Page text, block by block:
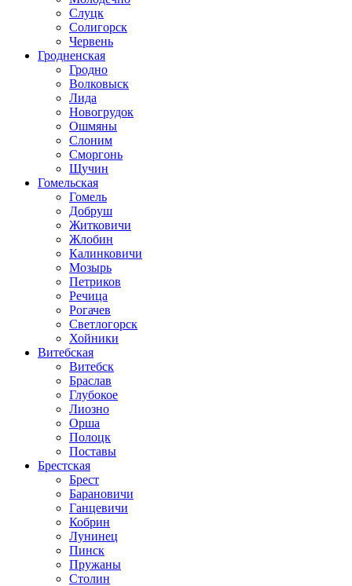
Слуцк
Солигорск
Червень
Гродненская
Гродно
Волковыск
Лида
Новогрудок
Ошмяны
Слоним
Сморгонь
Щучин
Гомельская
Гомель
Добруш
Житковичи
Жлобин
Калинковичи
Мозырь
Петриков
Речица
Рогачев
Светлогорск
Хойники
Витебская
Витебск
Браслав
Глубокое
Лиозно
Орша
Полоцк
Поставы
Брестская
Брест
Барановичи
Ганцевичи
Кобрин
Лунинец
Пинск
Пружаны
Столин